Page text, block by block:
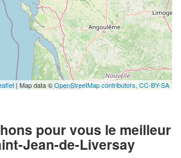
| Map data ©OpenStreetMap contributors, CC-BY-SA
pour vous le meilleur
Jean-de-Liversay